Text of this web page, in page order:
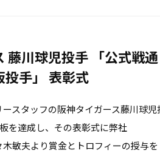
藤川球児投手 「公式戦通
手」 表彰式
スタッフの阪神タイガース藤川球児
を達成し、その表彰式に弊社
敏夫より賞金とトロフィーの授与を